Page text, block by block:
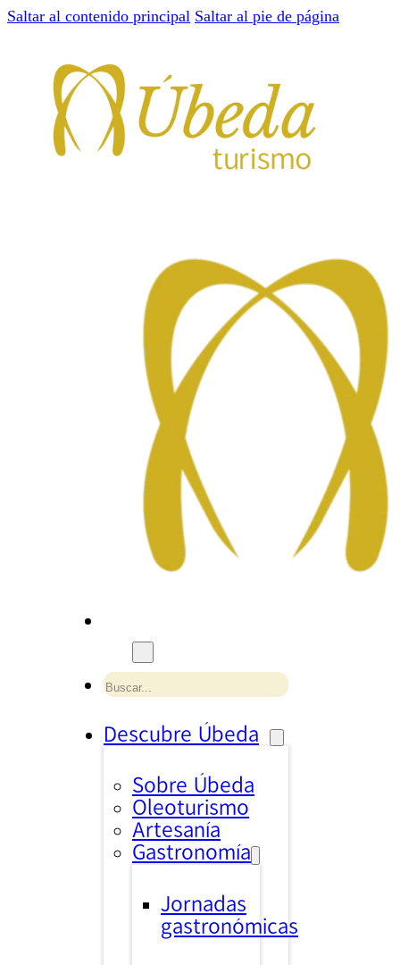
Saltar al contenido principal Saltar al pie de página
Buscar
Descubre Úbeda
Sobre Úbeda
Oleoturismo
Artesanía
Gastronomía
Jornadas
gastronómicas